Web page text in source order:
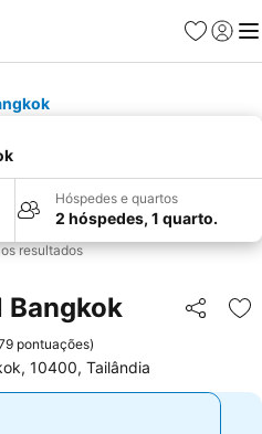
Favoritos
Iniciar
Hóspedes e quartos
2 hóspedes, 1 quarto.
resultados
Bangkok Partilhar
pontuações)
10400, Tailândia